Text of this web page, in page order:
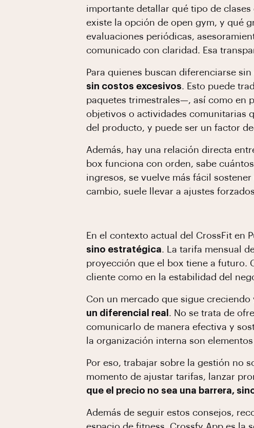
importante detallar qué tipo de
existe la opción de open gym, y qué
evaluaciones periódicas,
comunicado con claridad. Esa
Para quienes buscan diferenciarse
sin costos excesivos. Esto puede
paquetes trimestrales—, así como en
objetivos o actividades comunitarias
del producto, y puede ser un factor
Además, hay una relación directa
box funciona con orden, sabe
ingresos, se vuelve más fácil
cambio, suele llevar a ajustes
En el contexto actual del CrossFit en
sino estratégica. La tarifa mensual
proyección que el box tiene a futuro.
cliente como en la estabilidad del
Con un mercado que sigue
un diferencial real . No se trata de
comunicarlo de manera efectiva y
la organización interna son
Por eso, trabajar sobre la gestión no
momento de ajustar tarifas, lanzar
que el precio no sea una barrera,
Además de seguir estos consejos,